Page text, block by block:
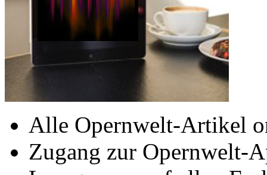
Alle Opernwelt-Artikel
Zugang zur Opernwelt-